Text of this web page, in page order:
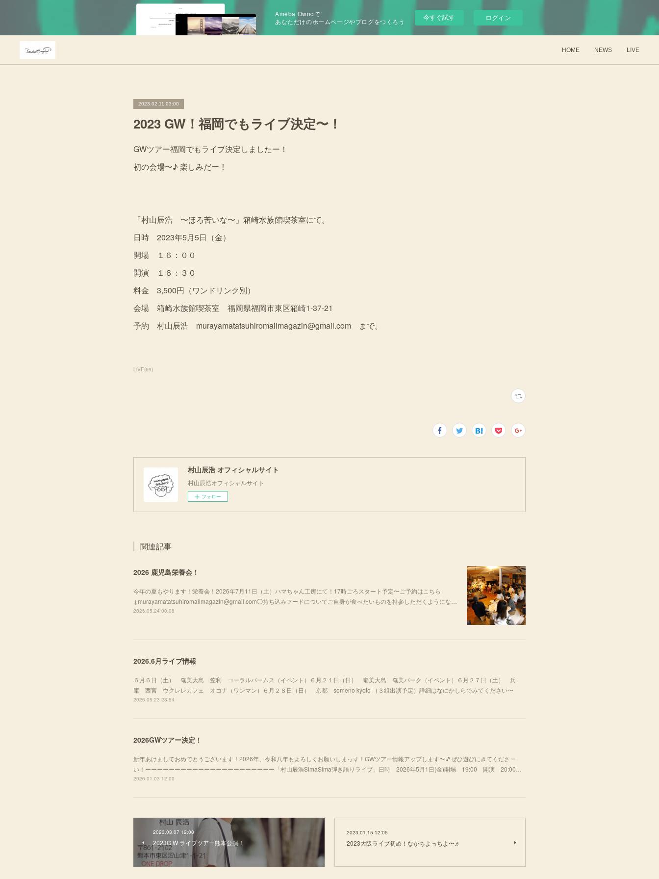
Ameba Owndで
あなただけのホームページやブログをつくろう
今すぐ試す ログイン
HOME NEWS LIVE
2023.02.11 03:00
2023 GW！福岡でもライブ決定〜！
GWツアー福岡でもライブ決定しましたー！
初の会場〜♪ 楽しみだー！
「村山辰浩 〜ほろ苦いな〜」箱崎水族館喫茶室にて。
日時 2023年5月5日（金）
開場 １６：００
開演 １６：３０
料金 3,500円（ワンドリンク別）
会場 箱崎水族館喫茶室 福岡県福岡市東区箱崎1-37-21
予約 村山辰浩 murayamatatsuhiromailmagazin@gmail.com まで。
LiVE(69)
村山辰浩 オフィシャルサイト
村山辰浩オフィシャルサイト
フォロー
関連記事
2026 鹿児島栄養会！
今年の夏もやります！栄養会！2026年7月11日（土）ハマちゃん工房にて！17時ごろスタート予定〜ご予約はこちら
↓murayamatatsuhiromailmagazin@gmail.com◯持ち込みフードについてご自身が食べたいものを持参しただくようにな…
2026.05.24 00:08
2026.6月ライブ情報
６月６日（土） 奄美大島 笠利 コーラルパームス（イベント）６月２１日（日） 奄美大島 奄美パーク（イベント）６月２７日（土） 兵
庫 西宮 ウクレレカフェ オコナ（ワンマン）６月２８日（日） 京都 someno kyoto （３組出演予定）詳細はなにかしらでみてください〜
2026.05.23 23:54
2026GWツアー決定！
新年あけましておめでとうございます！2026年、令和八年もよろしくお願いしまっす！GWツアー情報アップします〜🎵ぜひ遊びにきてくださー
い！ーーーーーーーーーーーーーーーーーーーーーー「村山辰浩SimaSima弾き語りライブ」日時 2026年5月1日(金)開場 19:00 開演 20:00…
2026.01.03 12:00
2023.03.07 12:00
2023G.W ライブツアー熊本公演！
2023.01.15 12:05
2023大阪ライブ初め！なかちよっちよ〜♬